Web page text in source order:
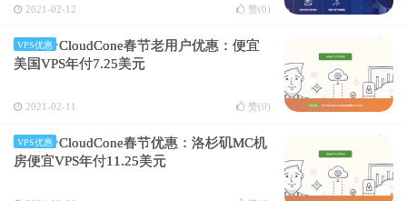
2021-02-12 赞(0)
VPS优惠
CloudCone春节老用户优惠：便宜
美国VPS年付7.25美元
2021-02-11 赞(0)
VPS优惠
CloudCone春节优惠：洛杉矶MC机
房便宜VPS年付11.25美元